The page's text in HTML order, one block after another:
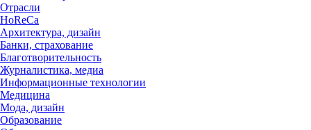
Отрасли
HoReCa
Архитектура, дизайн
Банки, страхование
Благотворительность
Журналистика, медиа
Информационные технологии
Медицина
Мода, дизайн
Образование